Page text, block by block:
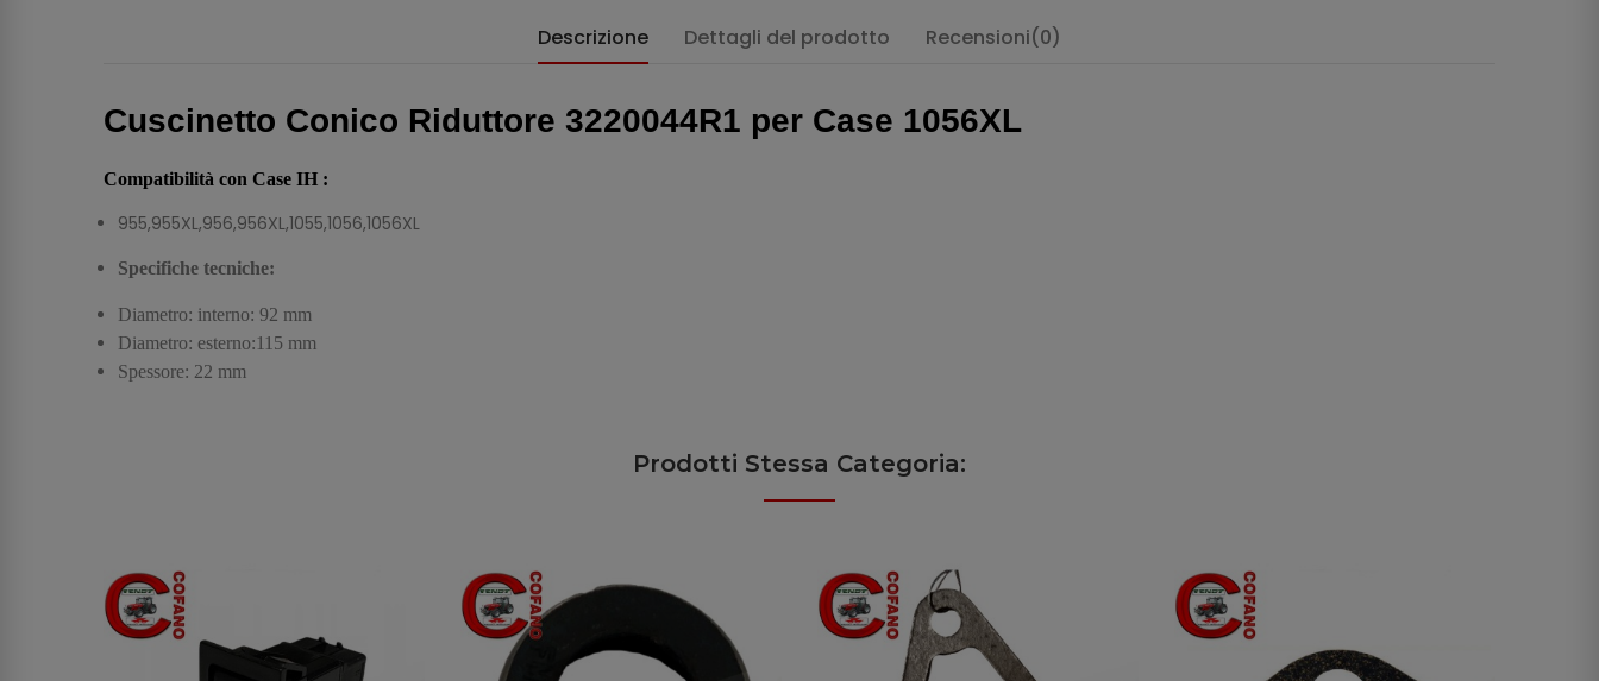
Descrizione Dettagli del prodotto Recensioni(0)
Cuscinetto Conico Riduttore 3220044R1 per Case 1056XL
Compatibilità con Case IH :
955,955XL,956,956XL,1055,1056,1056XL
Specifiche tecniche:
Diametro: interno: 92 mm
Diametro: esterno:115 mm
Spessore: 22 mm
Prodotti Stessa Categoria: